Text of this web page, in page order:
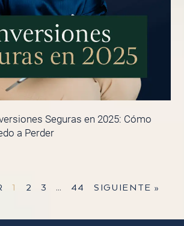
Seguras en 2025: Cómo
a Perder
1 2 3 … 44 SIGUIENTE »